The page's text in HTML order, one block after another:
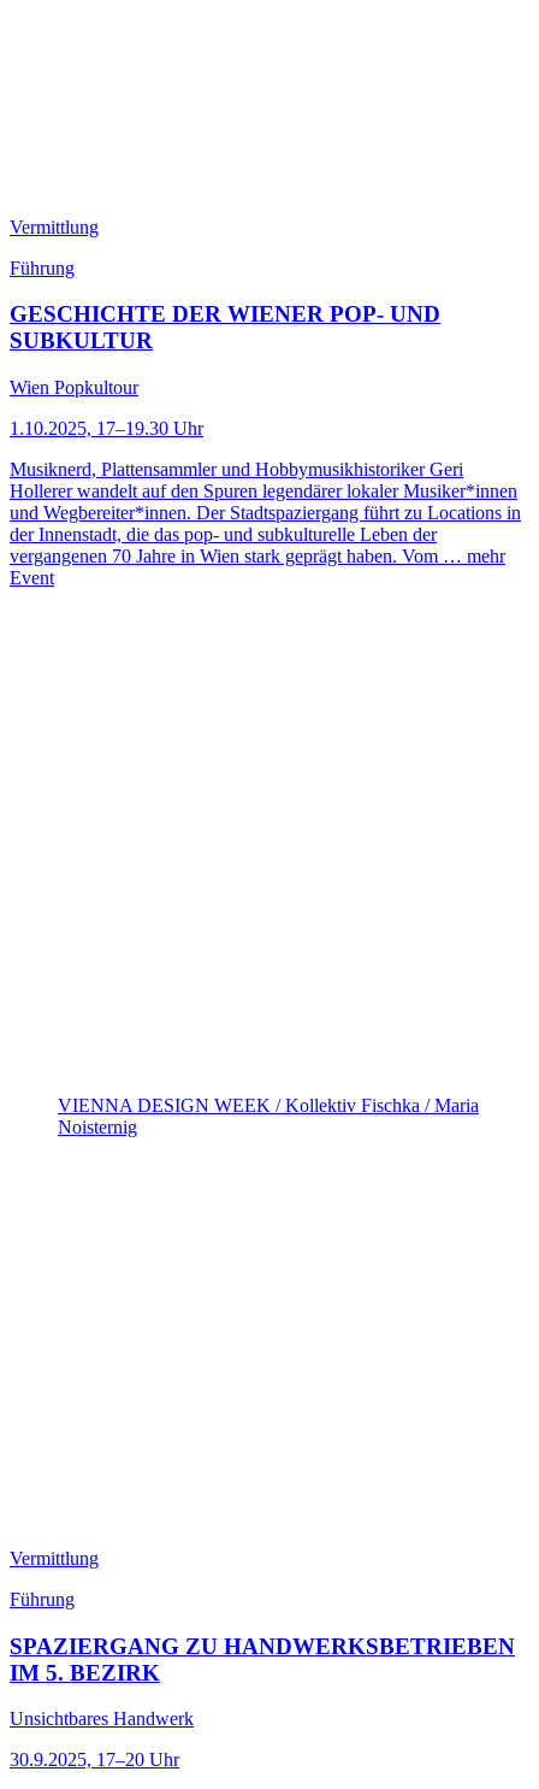
Vermittlung
Führung
GESCHICHTE DER WIENER POP- UND
SUBKULTUR
Wien Popkultour
1.10.2025, 17–19.30 Uhr
Musiknerd, Plattensammler und Hobbymusikhistoriker Geri
Hollerer wandelt auf den Spuren legendärer lokaler Musiker*innen
und Wegbereiter*innen. Der Stadtspaziergang führt zu Locations in
der Innenstadt, die das pop- und subkulturelle Leben der
vergangenen 70 Jahre in Wien stark geprägt haben. Vom … mehr
Event
VIENNA DESIGN WEEK / Kollektiv Fischka / Maria
Noisternig
Vermittlung
Führung
SPAZIERGANG ZU HANDWERKSBETRIEBEN
IM 5. BEZIRK
Unsichtbares Handwerk
30.9.2025, 17–20 Uhr